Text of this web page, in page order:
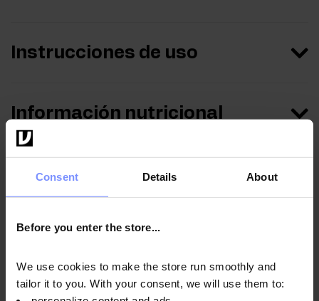
Consent Details About
Before you enter the store...
We use cookies to make the store run smoothly and
tailor it to you. With your consent, we will use them to:
Instrucciones de uso
Información nutricional
Parámetros
Fabricante
Preguntas y respuestas